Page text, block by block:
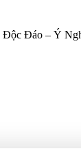
Độc Đáo – Ý